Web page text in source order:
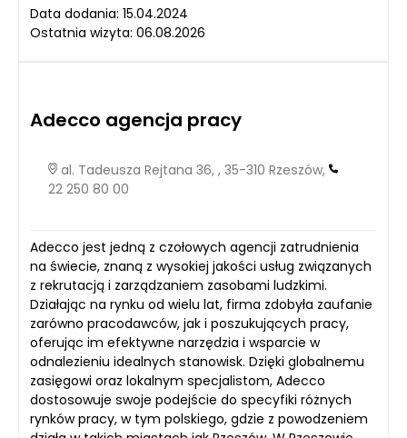
Data dodania: 15.04.2024
Ostatnia wizyta: 06.08.2026
Adecco agencja pracy
al. Tadeusza Rejtana 36, , 35-310 Rzeszów,
22 250 80 00
Adecco jest jedną z czołowych agencji zatrudnienia
na świecie, znaną z wysokiej jakości usług związanych
z rekrutacją i zarządzaniem zasobami ludzkimi.
Działając na rynku od wielu lat, firma zdobyła zaufanie
zarówno pracodawców, jak i poszukujących pracy,
oferując im efektywne narzędzia i wsparcie w
odnalezieniu idealnych stanowisk. Dzięki globalnemu
zasięgowi oraz lokalnym specjalistom, Adecco
dostosowuje swoje podejście do specyfiki różnych
rynków pracy, w tym polskiego, gdzie z powodzeniem